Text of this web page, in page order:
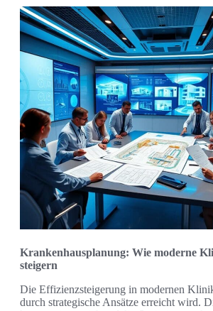
Krankenhausplanung: Wie moderne
steigern
Die Effizienzsteigerung in modernen
durch strategische Ansätze erreicht wird.